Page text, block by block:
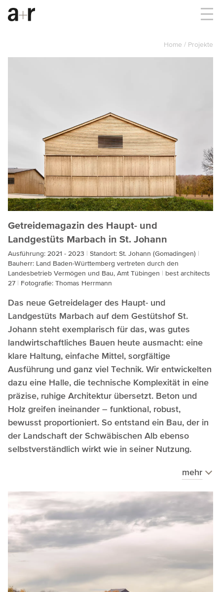
Home Projekte
Getreidemagazin des Haupt- und
Landgestüts Marbach in St. Johann
Ausführung: 2021 - 2023
Standort: St. Johann (Gomadingen)
Bauherr: Land Baden-Württemberg vertreten durch den
Landesbetrieb Vermögen und Bau, Amt Tübingen
best architects
27
Fotografie: Thomas Herrmann
Das neue Getreidelager des Haupt- und
Landgestüts Marbach auf dem Gestütshof St.
Johann steht exemplarisch für das, was gutes
landwirtschaftliches Bauen heute ausmacht: eine
klare Haltung, einfache Mittel, sorgfältige
Ausführung und ganz viel Technik. Wir entwickelten
dazu eine Halle, die technische Komplexität in eine
präzise, ruhige Architektur übersetzt. Beton und
Holz greifen ineinander – funktional, robust,
bewusst proportioniert. So entstand ein Bau, der in
der Landschaft der Schwäbischen Alb ebenso
selbstverständlich wirkt wie in seiner Nutzung.
mehr